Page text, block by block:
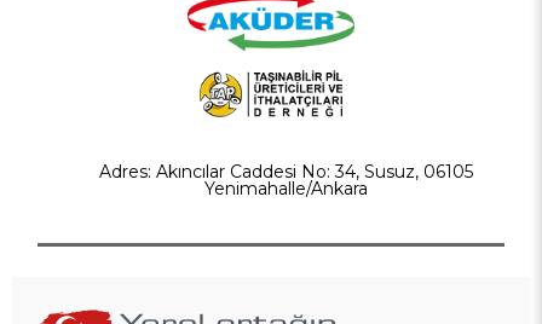
Adres: Akıncılar Caddesi No: 34, Susuz, 06105
Yenimahalle/Ankara